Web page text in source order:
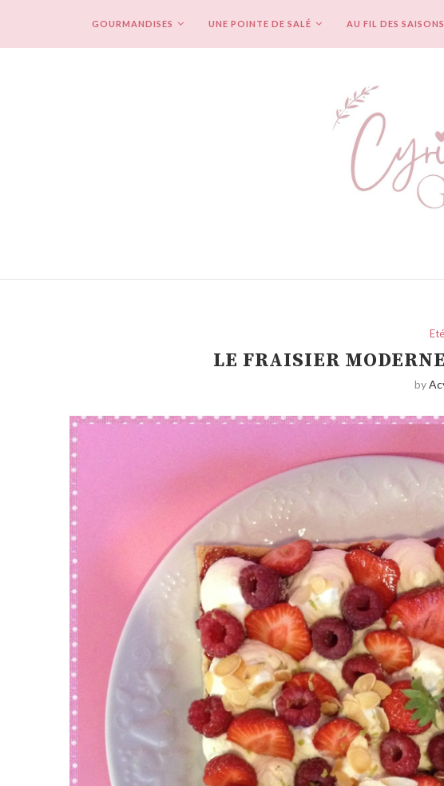
GOURMANDISES UNE POINTE DE SALÉ AU FIL DES SAISONS
Eté
LE FRAISIER
by